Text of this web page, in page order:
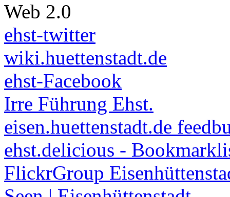
Web 2.0
ehst-twitter
wiki.huettenstadt.de
ehst-Facebook
Irre Führung Ehst.
eisen.huettenstadt.de
ehst.delicious -
FlickrGroup